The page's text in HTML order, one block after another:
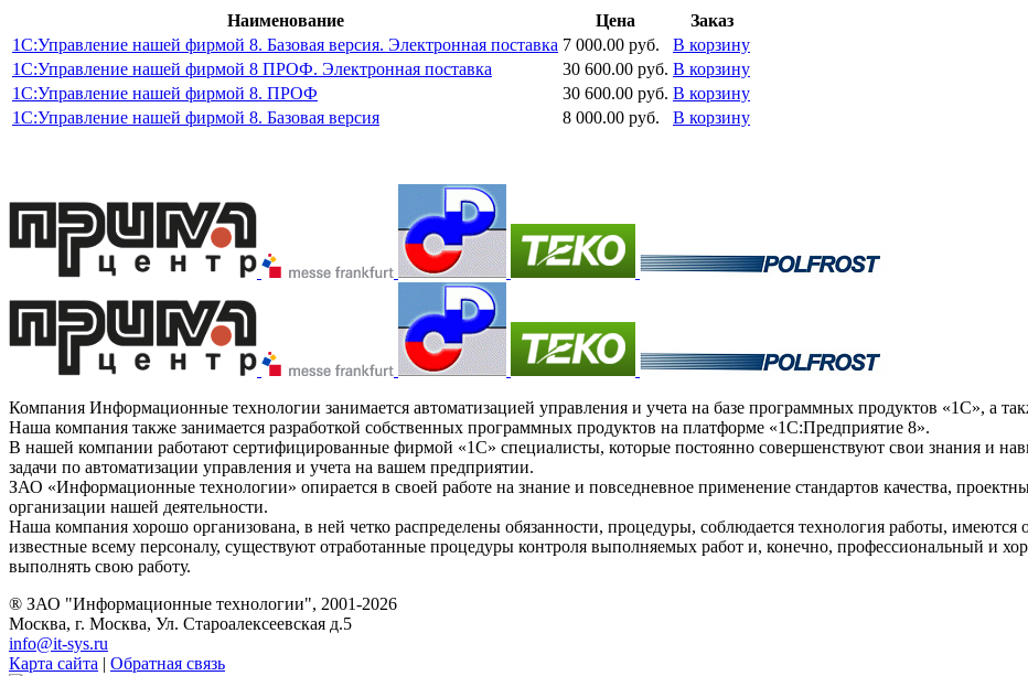
Наименование Цена
Заказ
1С:Управление нашей фирмой 8. Базовая версия. Электронная поставка 7 000.00 руб.
В корзину
1С:Управление нашей фирмой 8 ПРОФ. Электронная поставка
30 600.00 руб. В корзину
1С:Управление нашей фирмой 8. ПРОФ
30 600.00 руб. В корзину
1С:Управление нашей фирмой 8. Базовая версия
8 000.00 руб. В корзину
Компания Информационные технологии занимается автоматизацией управления и учета на базе программных продуктов «1С», а
Наша компания также занимается разработкой собственных программных продуктов на платформе «1С:Предприятие 8».
В нашей компании работают сертифицированные фирмой «1С» специалисты, которые постоянно совершенствуют свои знания и
задачи по автоматизации управления и учета на вашем предприятии.
ЗАО «Информационные технологии» опирается в своей работе на знание и повседневное применение стандартов качества,
организации нашей деятельности.
Наша компания хорошо организована, в ней четко распределены обязанности, процедуры, соблюдается технология работы,
известные всему персоналу, существуют отработанные процедуры контроля выполняемых работ и, конечно, профессиональный и
выполнять свою работу.
® ЗАО "Информационные технологии", 2001-2026
Москва, г. Москва, Ул. Староалексеевская д.5
info@it-sys.ru
Карта сайта | Обратная связь